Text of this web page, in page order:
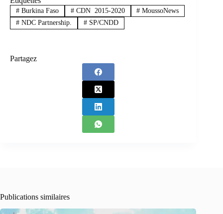
#Burkina Faso #CDN 2015-2020 # MoussoNews
#NDC Partnership. #SP/CNDD
Partagez
Publications similaires